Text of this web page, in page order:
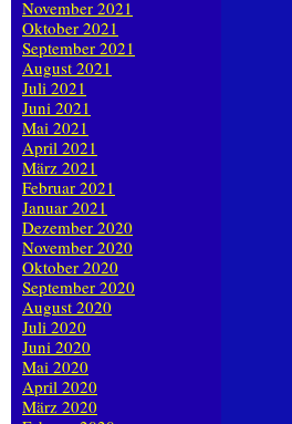
November 2021
Oktober 2021
September 2021
August 2021
Juli 2021
Juni 2021
Mai 2021
April 2021
März 2021
Februar 2021
Januar 2021
Dezember 2020
November 2020
Oktober 2020
September 2020
August 2020
Juli 2020
Juni 2020
Mai 2020
April 2020
März 2020